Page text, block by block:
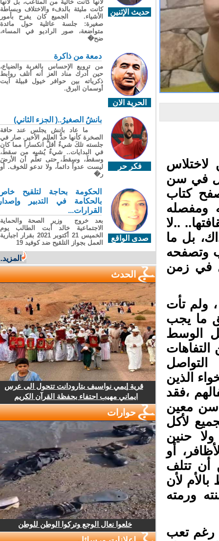
في سن
كتاب
ومفصله
..لا
بل ما
وتصفحه
في زمن
ولم تأت
ما يجب
الوسط
الذين
،فقد
سن معين
لأكل
حنين
أو
تتلف
لأن
ورمته
رغم تعب
حديث الإثنين
لأنها كانت خالية من المتاعب، بل لأنها
كانت مليئة بالدفء والاختلاف وبساطة
الأشياء. الجميع كان يفرح بأمور
صغيرة: جلسة عائلية حول مائدة
متواضعة، صور الراديو في المساء،
ضح�
الحرية الان
دمعة من ذاكرة
من ترويع الإحساس بالغربة والضياع،
حين أدرك مناد العز أنه أتلف روابط
ذكرياته بين حوافر خيول قبيلة آيت
أوسمان البرق.
فكر حر
بانشُ الصغيرُ..( الجزء الثاني)
ما عاد بانش يجلس عند حافة
الصخرة كأنها حدُّ العالم الأخير. صار في
جلسته تلكَ شيءٌ أقلُّ انكساراً مما كان
في البدايات.. شيءٌ يُشبِه من سقطَ،
وسقطَ، وسقطَ، حتى تعلّم أن الأرضَ
ليست عدواً دائماً، ولا تدعو للخوف. أو
ر�
صدى الواقع
الحكومة بحاجة لتلقيح خاص
بالحكامة في التدبير وإصدار
القرارات...
بعد خروج وزير الصحة والحماية
الاجتماعية خالد أبت الطالب يوم
الخميس 21 أكتوبر 2021 بقرار اجبارية
العمل بجواز التلقيح ضد كوفيد 19
المزيد...
الحدث
قرية إيمي نواسيف بتارودانت تتحول الى عرس
ايماني مهيب احتفاء بحفظة القرآن الكريم
حوارات
خلعوا نعال الوجع وتركوا الوطن للوطن